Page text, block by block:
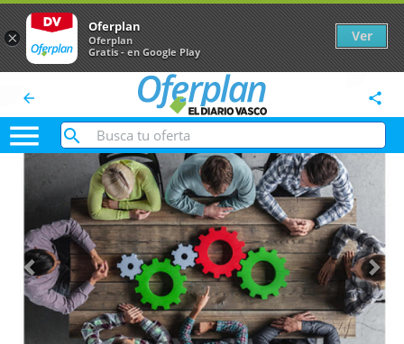
arrow_back share

Anterior
×
Oferplan
Oferplan
Gratis - en Google Play
Ver